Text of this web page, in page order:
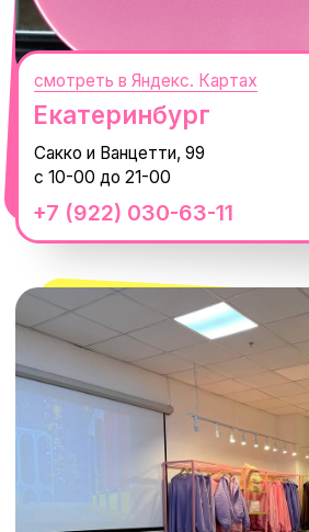
+7 (932) 602-41-15
ТРК «Европолис Ростокино»
ул. Проспект Мира, 211 к2
с 10-00 до 22-00
Москва
СЕКРЕТНЫЕ ПРОМОКОДЫ, ПРИГЛАШЕНИЯ
НА МЕРОПРИЯТИЯ И АНОНСЫ НОВИНОК